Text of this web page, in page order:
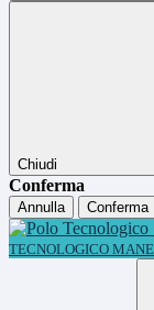
Chiudi
Conferma
Annulla
Conferma
TECNOLOGICO